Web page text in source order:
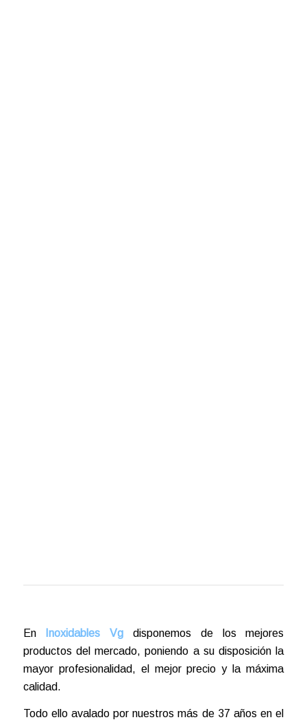
En Inoxidables Vgdisponemos de los mejores
productos del mercado, poniendo a su disposición la
mayor profesionalidad, el mejor precio y la máxima
calidad.
Todo ello avalado por nuestros más de 37 años en el